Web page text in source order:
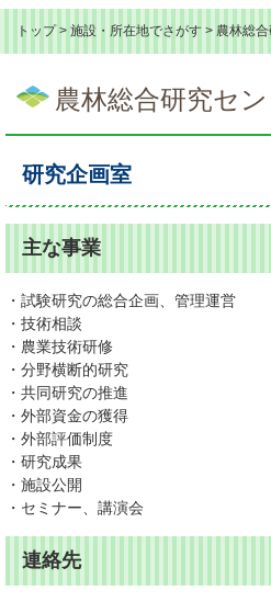
トップ > 施設・所在地でさがす > 農林総
文
農林総合研究セ
研究企画室
主な事業
・試験研究の総合企画、管理運営
・技術相談
・農業技術研修
・分野横断的研究
・共同研究の推進
・外部資金の獲得
・外部評価制度
・研究成果
・施設公開
・セミナー、講演会
連絡先